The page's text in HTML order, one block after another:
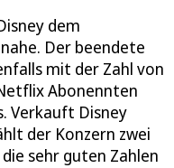
dem
Der beendete
mit der Zahl von
Abonennten
Verkauft Disney
der Konzern zwei
sehr guten Zahlen